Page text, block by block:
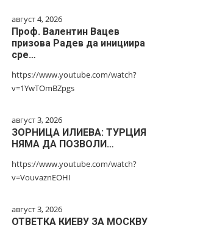
август 4, 2026
Проф. Валентин Вацев
призова Радев да инициира
сре…
https://www.youtube.com/watch?
v=1YwTOmBZpgs
август 3, 2026
ЗОРНИЦА ИЛИЕВА: ТУРЦИЯ
НЯМА ДА ПОЗВОЛИ…
https://www.youtube.com/watch?
v=VouvaznEOHI
август 3, 2026
ОТВЕТКА КИЕВУ ЗА МОСКВУ